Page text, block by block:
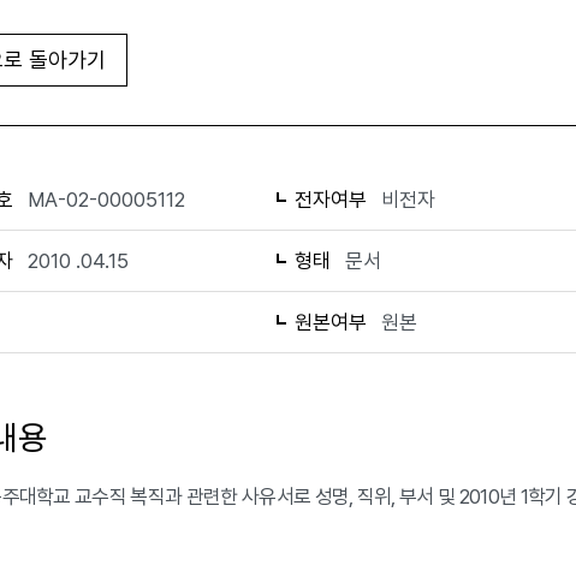
돌아가기
MA-02-00005112 전자여부 비전자
2010 .04.15 형태 문서
원본여부 원본
용
대학교 교수직 복직과 관련한 사유서로 성명, 직위, 부서 및 2010년 1학기